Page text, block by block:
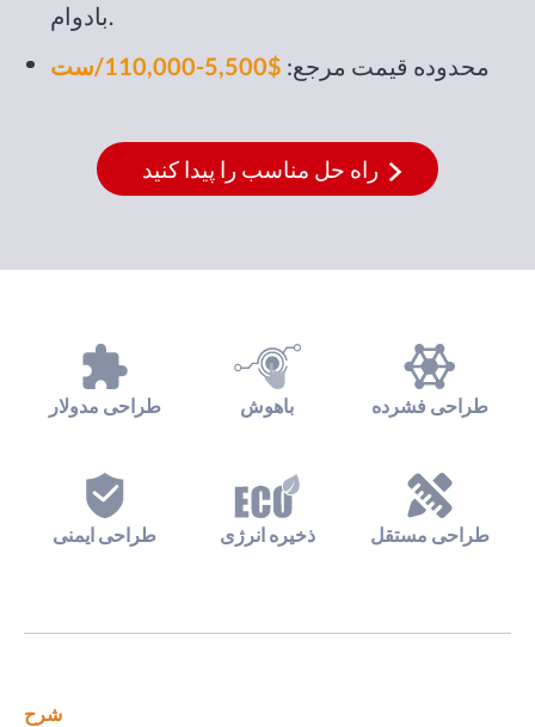
بادوام.
محدوده قیمت مرجع: $5,500-110,000/ست
راه حل مناسب را پیدا کنید
طراحی مدولار باهوش طراحی فشرده
طراحی ایمنی ذخیره انرژی طراحی مستقل
شرح